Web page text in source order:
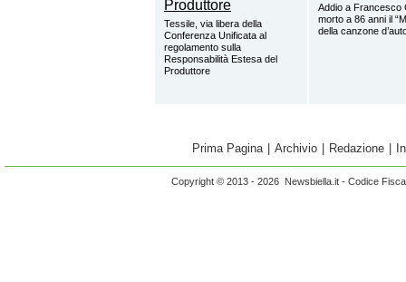
Tessile, via libera della
Conferenza Unificata al
regolamento sulla
Responsabilità Estesa del
Produttore
Addio a Francesco
morto a 86 anni il
della canzone
Prima Pagina Archivio Redazione
Copyright © 2013 - 2026 Newsbiella.it - Codice